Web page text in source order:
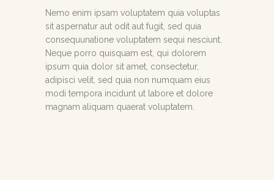
Nemo enim ipsam voluptatem quia voluptas
sit aspernatur aut odit aut fugit, sed quia
consequunatione voluptatem sequi nesciunt.
Neque porro quisquam est, qui dolorem
ipsum quia dolor sit amet, consectetur,
adipisci velit, sed quia non numquam eius
modi tempora incidunt ut labore et dolore
magnam aliquam quaerat voluptatem.